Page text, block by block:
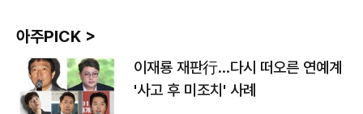
아주PICK >
이재룡 재판行…다시 떠오른 연예계
'사고 후 미조치' 사례